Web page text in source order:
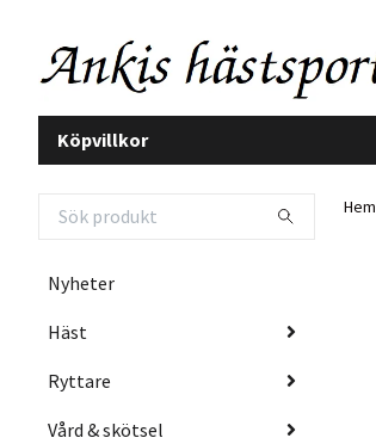
Köpvillkor
Nyheter
Häst
Ryttare
Vård & skötsel
Hem